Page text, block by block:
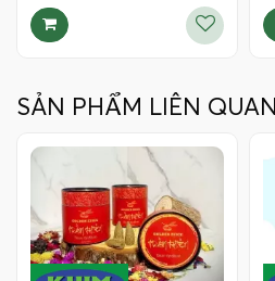
SẢN PHẨM LIÊN QUAN